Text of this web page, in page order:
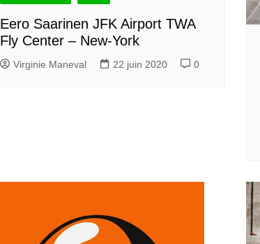
Eero Saarinen JFK Airport TWA
Fly Center – New-York
Virginie Maneval 22 juin 2020 0